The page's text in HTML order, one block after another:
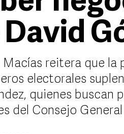
David
Macías reitera que la
electorales
quienes buscan
del Consejo